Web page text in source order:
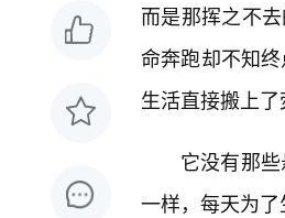
而是那挥之不
命奔跑却不知
生活直接搬上了
它没有那
一样，每天为